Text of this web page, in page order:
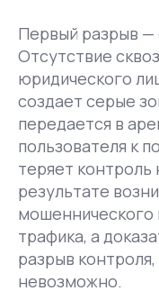
Первый разрыв —
Отсутствие
юридического
создает серые
передается в
пользователя к
теряет
результате
мошеннического
трафика, а
разрыв
невозможно.